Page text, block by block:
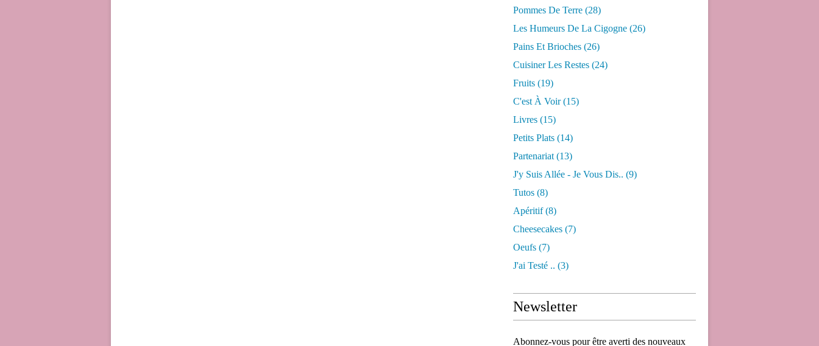
Pommes De Terre (28)
Les Humeurs De La Cigogne (26)
Pains Et Brioches (26)
Cuisiner Les Restes (24)
Fruits (19)
C'est À Voir(15)
Livres (15)
Petits Plats (14)
Partenariat (13)
J'y Suis Allée - Je Vous Dis.. (9)
Tutos (8)
Apéritif(8)
Cheesecakes (7)
Oeufs (7)
J'ai Testé .. (3)
Newsletter
Abonnez-vous pour être averti des nouveaux